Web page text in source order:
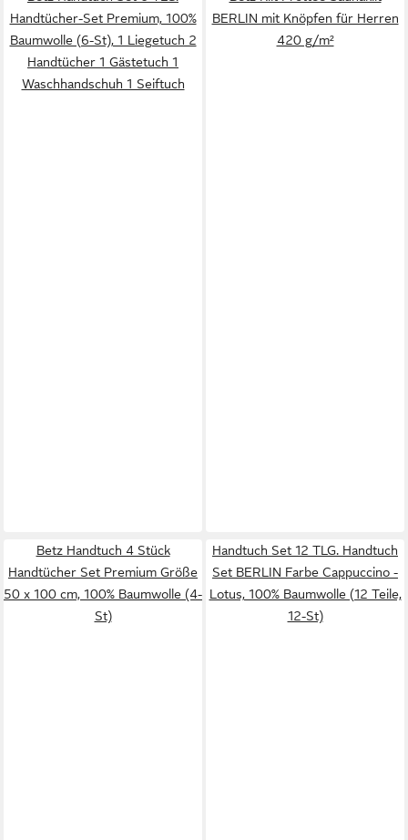
Handtücher-Set Premium, 100%
Baumwolle (6-St), 1 Liegetuch 2
Handtücher 1 Gästetuch 1
Waschhandschuh 1 Seiftuch
BERLIN mit Knöpfen für Herren
420 g/m²
Betz Handtuch 4 Stück
Handtücher Set Premium Größe
50 x 100 cm, 100% Baumwolle (4-
St)
Handtuch Set 12 TLG. Handtuch
Set BERLIN Farbe Cappuccino -
Lotus, 100% Baumwolle (12 Teile,
12-St)